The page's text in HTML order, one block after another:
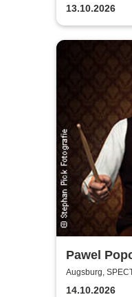
13.10.2026
Pawel
Augsburg,
14.10.2026